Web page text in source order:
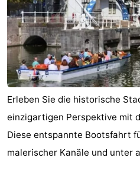
Erleben Sie die historische
einzigartigen Perspektive mit
Diese entspannte Bootsfahrt
malerischer Kanäle und unter